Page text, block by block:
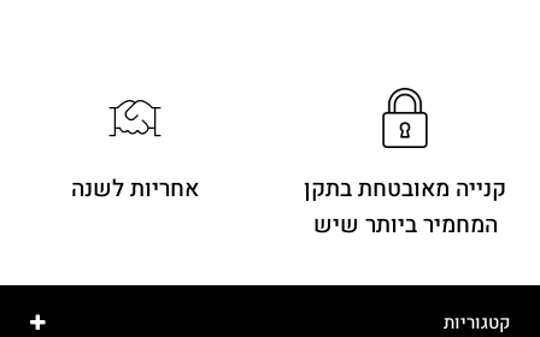
קנייה מאובטחת בתקן
המחמיר ביותר שיש
אחריות לשנה
קטגוריות